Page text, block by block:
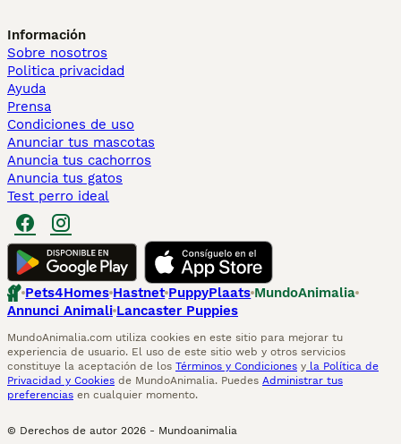
Información
Sobre nosotros
Politica privacidad
Ayuda
Prensa
Condiciones de uso
Anunciar tus mascotas
Anuncia tus cachorros
Anuncia tus gatos
Test perro ideal
Pets4Homes Hastnet PuppyPlaats MundoAnimalia
Annunci Animali Lancaster Puppies
MundoAnimalia.com utiliza cookies en este sitio para mejorar tu
experiencia de usuario. El uso de este sitio web y otros servicios
constituye la aceptación de los Términos y Condiciones y la Política de
Privacidad y Cookies de MundoAnimalia. Puedes Administrar tus
preferencias en cualquier momento.
© Derechos de autor 2026 - Mundoanimalia